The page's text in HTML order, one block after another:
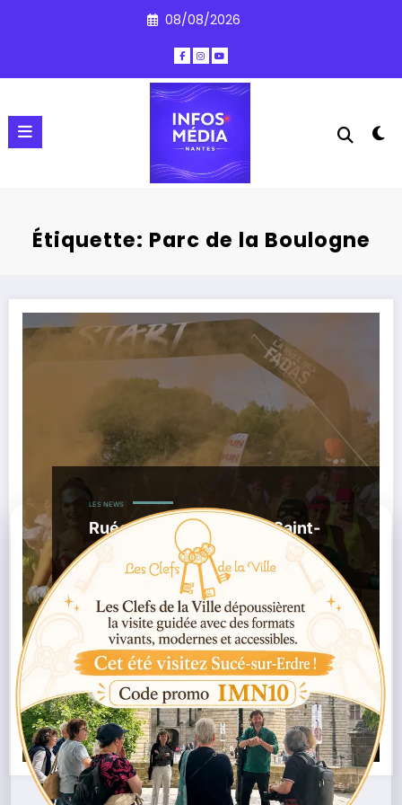
08/08/2026
Étiquette: Parc de la Boulogne
LES NEWS
Ruée des Fadas 2026 à Saint-
Philbert-de-Grand-Lieu : la
tournée d’adieux dans la boue
03/02/2026 Course D’obstacles,Course
Déguisée,Événement Sportif Nantes ,Parc De La
Boulogne,Ruée Des Fadas,Saint-Philbert-De-Grand-
Lieu,Sortie Nantes 2026,Trail Ludique
Lire la suite